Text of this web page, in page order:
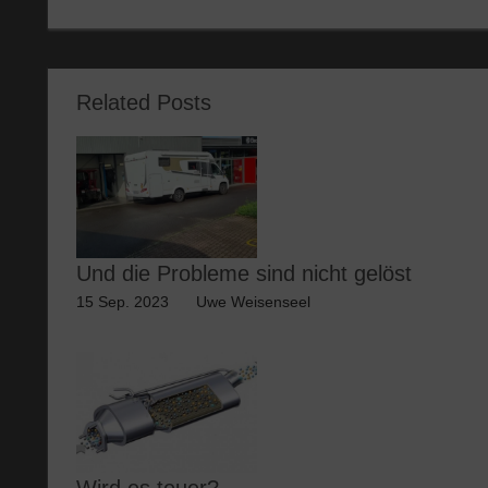
Related Posts
Und die Probleme sind nicht gelöst
15 Sep. 2023 Uwe Weisenseel